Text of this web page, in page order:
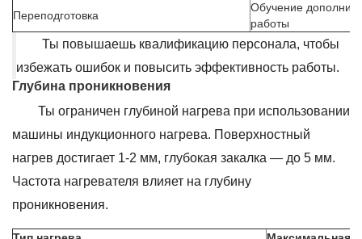
Переподготовка
Обучение
работы
Ты повышаешь квалификацию персонала, чтобы
избежать ошибок и повысить эффективность работы.
Глубина проникновения
Ты ограничен глубиной нагрева при использовании
машины индукционного нагрева. Поверхностный
нагрев достигает 1-2 мм, глубокая закалка — до 5 мм.
Частота нагревателя влияет на глубину
проникновения.